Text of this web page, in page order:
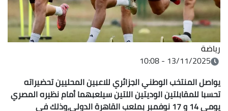
رياضة
13/11/2025 - 10:08
يواصل المنتخب الوطني الجزائري للاعبين المحليين تحضيراته
تحسبا للمقابلتين الوديتين اللتين سيلعبهما أمام نظيره المصري
يومي 14 و 17 نوفمبر بملعب القاهرة الدولي،وذلك في